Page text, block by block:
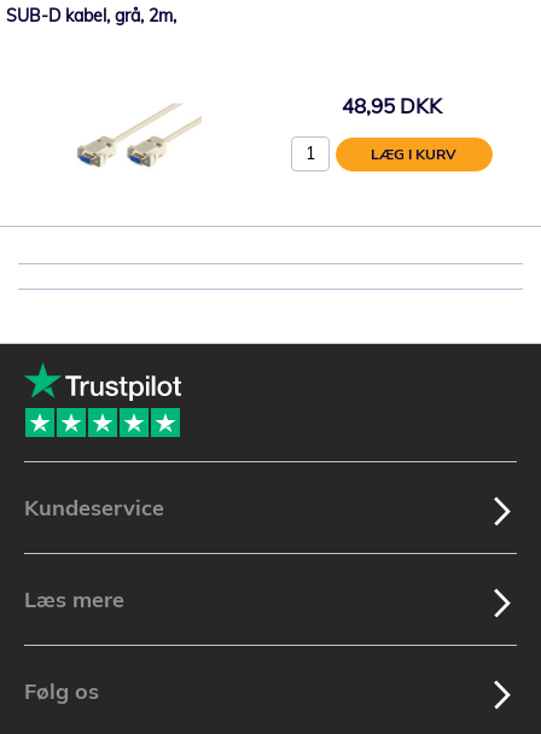
SUB-D kabel, grå, 2m,
48,95 DKK
LÆG I KURV
Kundeservice
Læs mere
Følg os